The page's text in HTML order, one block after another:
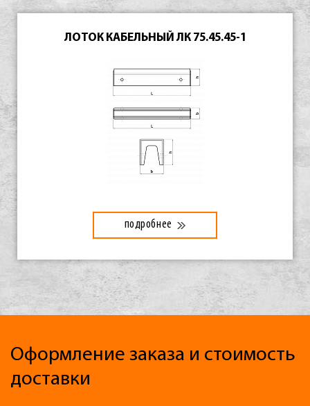
ЛОТОК КАБЕЛЬНЫЙ ЛК 75.45.45-1
подробнее
Оформление заказа и стоимость
доставки